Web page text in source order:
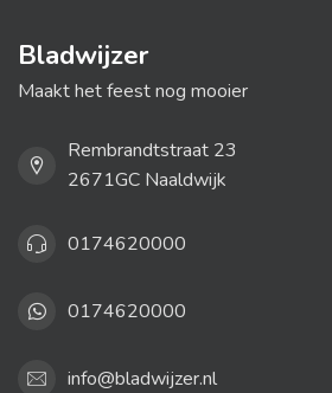
Bladwijzer
Maakt het feest nog mooier
Rembrandtstraat 23
2671GC Naaldwijk
0174620000
0174620000
info@bladwijzer.nl